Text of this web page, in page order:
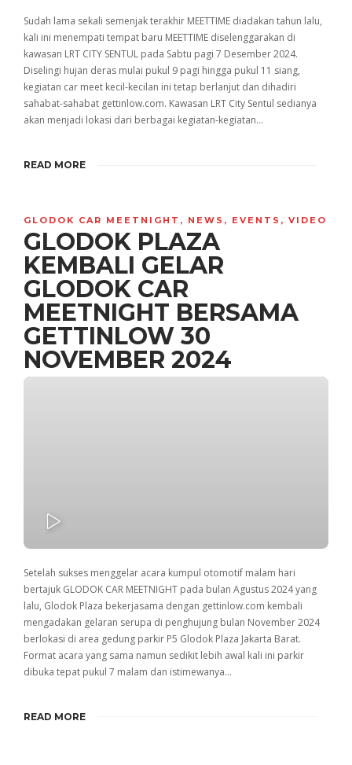
Sudah lama sekali semenjak terakhir MEETTIME diadakan tahun lalu,
kali ini menempati tempat baru MEETTIME diselenggarakan di
kawasan LRT CITY SENTUL pada Sabtu pagi 7 Desember 2024.
Diselingi hujan deras mulai pukul 9 pagi hingga pukul 11 siang,
kegiatan car meet kecil-kecilan ini tetap berlanjut dan dihadiri
sahabat-sahabat gettinlow.com. Kawasan LRT City Sentul sedianya
akan menjadi lokasi dari berbagai kegiatan-kegiatan…
READ MORE
GLODOK CAR MEETNIGHT , NEWS , EVENTS , VIDEO
GLODOK PLAZA
KEMBALI GELAR
GLODOK CAR
MEETNIGHT BERSAMA
GETTINLOW 30
NOVEMBER 2024
Setelah sukses menggelar acara kumpul otomotif malam hari
bertajuk GLODOK CAR MEETNIGHT pada bulan Agustus 2024 yang
lalu, Glodok Plaza bekerjasama dengan gettinlow.com kembali
mengadakan gelaran serupa di penghujung bulan November 2024
berlokasi di area gedung parkir P5 Glodok Plaza Jakarta Barat.
Format acara yang sama namun sedikit lebih awal kali ini parkir
dibuka tepat pukul 7 malam dan istimewanya…
READ MORE